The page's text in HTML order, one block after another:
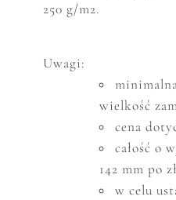
250 g/m2.
Uwagi:
wielkość
cena
całość o
142 mm po
w celu